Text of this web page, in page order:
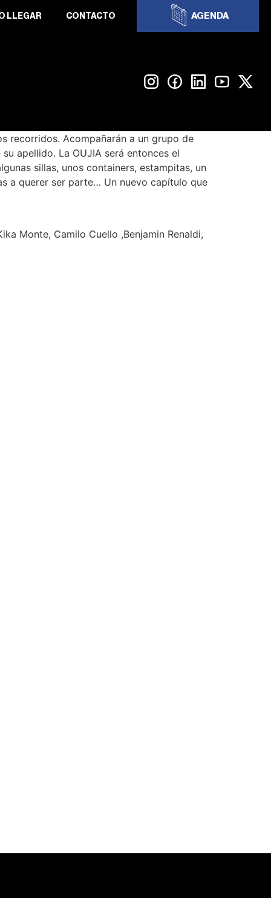
LLEGAR CONTACTO AGENDA
recorridos. Acompañarán a un grupo de
apellido. La OUJIA será entonces el
sillas, unos containers, estampitas, un
a querer ser parte… Un nuevo capítulo que
Monte, Camilo Cuello ,Benjamin Renaldi,